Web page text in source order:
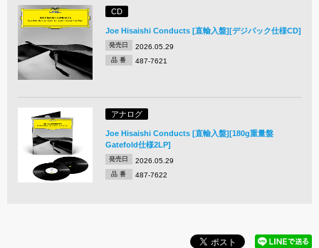
CD
Joe Hisaishi Conducts [直輸入盤][デジパック仕様CD]
発売日 2026.05.29
品 番 487-7621
アナログ
Joe Hisaishi Conducts [直輸入盤][180g重量盤
Gatefold仕様2LP]
発売日 2026.05.29
品 番 487-7622